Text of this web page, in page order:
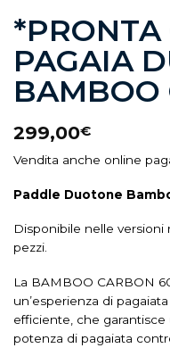
*PRONTA
PAGAIA
BAMBOO
299,00€
Vendita anche online
Paddle Duotone
Disponibile nelle versioni
pezzi.
La BAMBOO CARBON
un’esperienza di
efficiente, che garantisce
potenza di pagaiata